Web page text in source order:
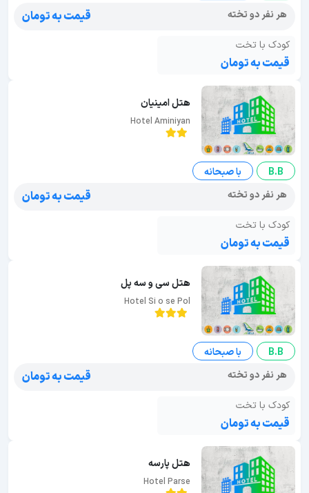
هر نفر دو تخته
قیمت به تومان
کودک با تخت
قیمت به تومان
هتل امینیان
Hotel Aminiyan
B.B
با صبحانه
هر نفر دو تخته
قیمت به تومان
کودک با تخت
قیمت به تومان
هتل سی و سه پل
Hotel Si o se Pol
B.B
با صبحانه
هر نفر دو تخته
قیمت به تومان
کودک با تخت
قیمت به تومان
هتل پارسه
Hotel Parse